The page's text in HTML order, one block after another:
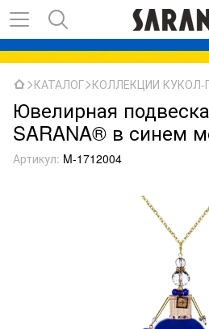
КАТАЛОГ КОЛЛЕКЦИИ
Ювелирная
SARANA® в синем
Артикул: M-1712004